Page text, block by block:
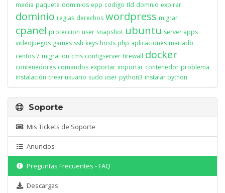
media paquete dominios epp codigo tld domnio expirar
dominio reglas derechos wordpress migrar
cpanel proteccion user snapshot ubuntu server apps
videojuegos games ssh keys hosts php aplicaciones mariadb
centos 7 migration cms configserver firewall docker
contenedores comandos exportar importar contenedor problema
instalación crear usuario sudo user python3 instalar python
Soporte
Mis Tickets de Soporte
Anuncios
Preguntas Frecuentes - FAQ
Descargas